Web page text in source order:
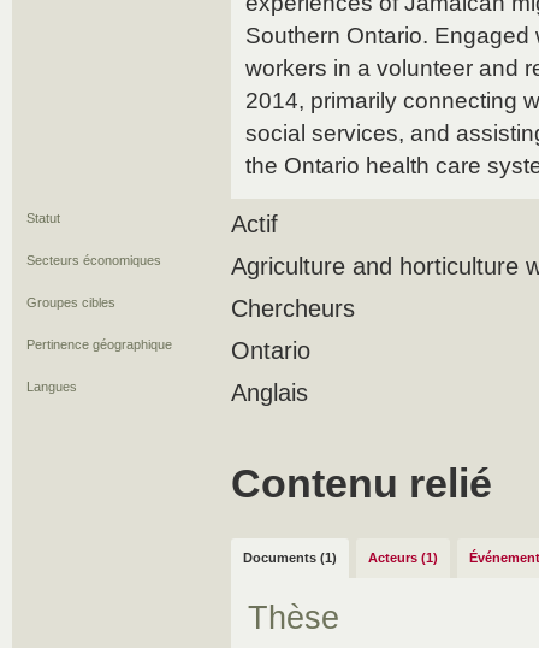
Southern Ontario. Engaged
workers in a volunteer and
2014, primarily connecting
social services, and
the Ontario health care
Statut Actif
Secteurs économiques Agriculture and horticulture
Groupes cibles Chercheurs
Pertinence géographique Ontario
Langues Anglais
Contenu relié
Documents (1) Acteurs (1)
Thèse